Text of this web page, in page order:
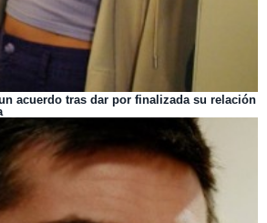
acuerdo tras dar por finalizada su relación